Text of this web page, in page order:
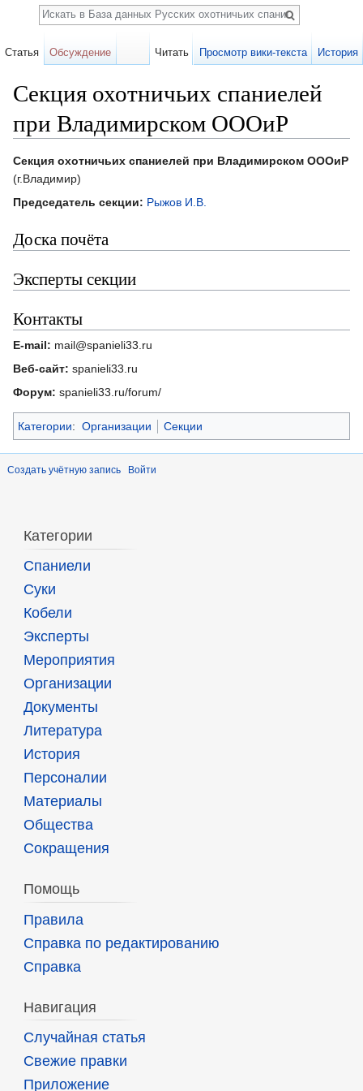
Секция охотничьих спаниелей
при Владимирском ОООиР
Секция охотничьих спаниелей при Владимирском ОООиР
(г.Владимир)
Председатель секции: Рыжов И.В.
Доска почёта
Эксперты секции
Контакты
E-mail: mail@spanieli33.ru
Веб-сайт: spanieli33.ru
Форум: spanieli33.ru/forum/
Категории: Организации Секции
Создать учётную запись Войти
Статья Обсуждение Читать Просмотр вики-текста История
Поиск
Категории
Спаниели
Суки
Кобели
Эксперты
Мероприятия
Организации
Документы
Литература
История
Персоналии
Материалы
Общества
Сокращения
Помощь
Правила
Справка по редактированию
Справка
Навигация
Случайная статья
Свежие правки
Приложение